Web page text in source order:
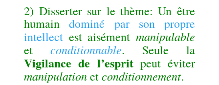
2) Disserter sur le thème: Un être
humaindominé par son propre
intellect est aisément manipulable
etconditionnable. Seule la
Vigilance de l’espritpeut éviter
manipulationetconditionnement.